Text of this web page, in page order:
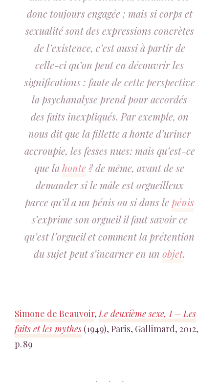
donc toujours engagée ; mais si corps et
sexualité sont des expressions concrètes
de l’existence, c’est aussi à partir de
celle-ci qu’on peut en découvrir les
significations : faute de cette perspective
la psychanalyse prend pour accordés
des faits inexpliqués. Par exemple, on
nous dit que la fillette a honte d’uriner
accroupie, les fesses nues: mais qu’est-ce
que lahonte ? de même, avant de se
demander si le mâle est orgueilleux
parce qu’il a un pénis ou si dans lepénis
s’exprime son orgueil il faut savoir ce
qu’est l’orgueil et comment la prétention
du sujet peut s’incarner en un objet.
Simone de Beauvoir,Le deuxième sexe, I – Les
faits et les mythes (1949), Paris, Gallimard, 2012,
p. 89